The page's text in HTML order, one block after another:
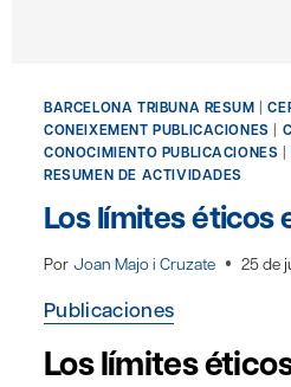
BARCELONA TRIBUNA RESUM |
CONEIXEMENT PUBLICACIONES |
CONOCIMIENTO PUBLICACIONES |
RESUMEN DE ACTIVIDADES
Los límites éticos
Por Joan Majo i Cruzate 25 de
Publicaciones
Los límites